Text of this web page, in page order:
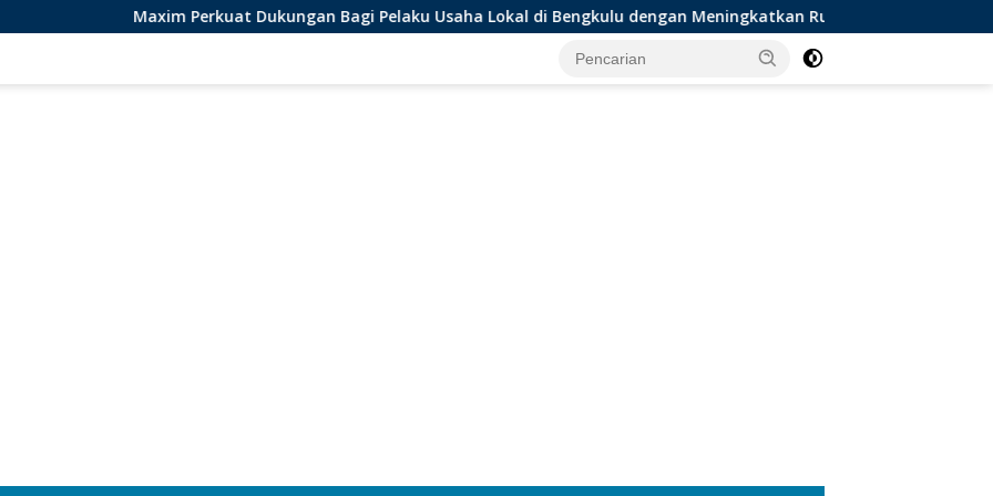
Maxim Perkuat Dukungan Bagi Pelaku Usaha Lokal di Bengkulu dengan Meningkatkan Ruang Publik dan Kebersihan Pasar